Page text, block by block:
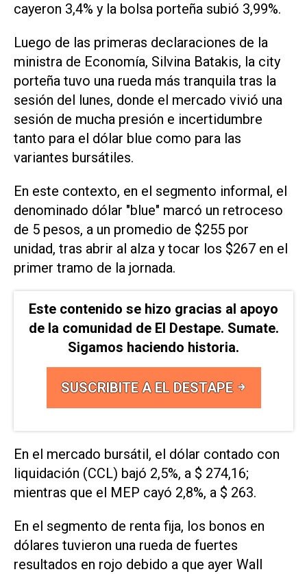
cayeron 3,4% y la bolsa porteña subió 3,99%.
Luego de las primeras declaraciones de la
ministra de Economía, Silvina Batakis, la city
porteña tuvo una rueda más tranquila tras la
sesión del lunes, donde el mercado vivió una
sesión de mucha presión e incertidumbre
tanto para el dólar blue como para las
variantes bursátiles.
En este contexto, en el segmento informal, el
denominado dólar "blue" marcó un retroceso
de 5 pesos, a un promedio de $255 por
unidad, tras abrir al alza y tocar los $267 en el
primer tramo de la jornada.
Este contenido se hizo gracias al apoyo
de la comunidad de El Destape. Sumate.
Sigamos haciendo historia.
SUSCRIBITE A EL DESTAPE
En el mercado bursátil, el dólar contado con
liquidación (CCL) bajó 2,5%, a $ 274,16;
mientras que el MEP cayó 2,8%, a $ 263.
En el segmento de renta fija, los bonos en
dólares tuvieron una rueda de fuertes
resultados en rojo debido a que ayer Wall